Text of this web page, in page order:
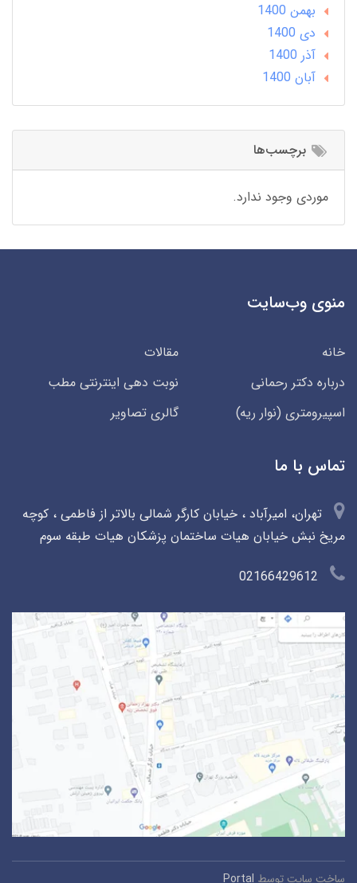
بهمن 1400
دی 1400
آذر 1400
آبان 1400
برچسب‌ها
موردی وجود ندارد.
منوی وب‌سایت
خانه
مقالات
درباره دکتر رحمانی
نوبت دهی اینترنتی مطب
اسپیرومتری (نوار ریه)
گالری تصاویر
تماس با ما
تهران، امیرآباد ، خیابان کارگر شمالی بالاتر از فاطمی ، کوچه
مریخ نبش خیابان هیات ساختمان پزشکان هیات طبقه سوم
ساخت سایت توسط Portal